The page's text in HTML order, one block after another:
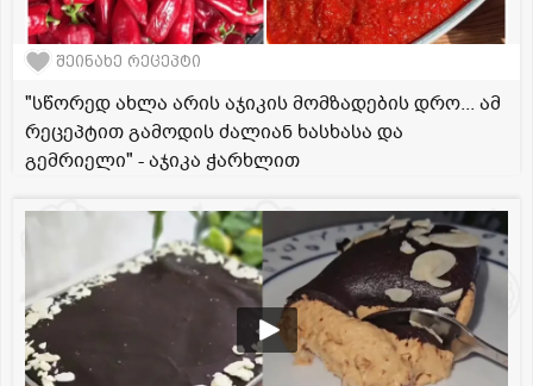
შეინახე რეცეპტი
"სწორედ ახლა არის აჯიკის მომზადების დრო... ამ
რეცეპტით გამოდის ძალიან ხასხასა და
გემრიელი" - აჯიკა ჭარხლით